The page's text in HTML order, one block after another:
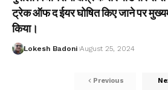
ट्रेक ऑफ द ईयर घोषित किए जाने पर
किया।
Lokesh Badoni August 25, 2024
Previous